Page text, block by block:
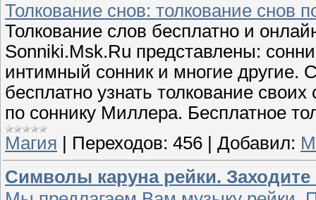
Толкование снов: толкование снов
Толкование слов бесплатно и
Sonniki.Msk.Ru представлены:
интимный сонник и многие
бесплатно узнать толкование
по соннику Миллера. Бесплатное
Магия
Переходов: 456 Добавил:
Символы каруна рейки.